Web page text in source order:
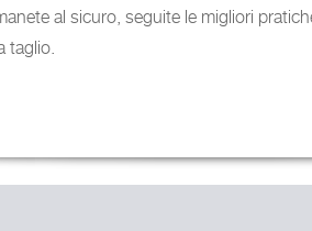
al sicuro, seguite le migliori
taglio.